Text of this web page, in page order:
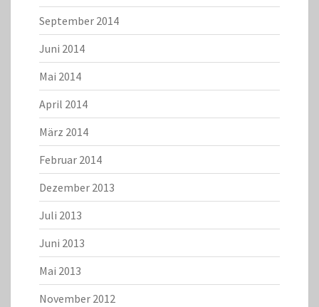
September 2014
Juni 2014
Mai 2014
April 2014
März 2014
Februar 2014
Dezember 2013
Juli 2013
Juni 2013
Mai 2013
November 2012